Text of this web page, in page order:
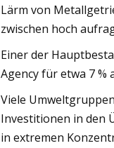
Lärm von
zwischen hoch
Einer der
Agency für etwa 7
Viele
Investitionen in den
in extremen